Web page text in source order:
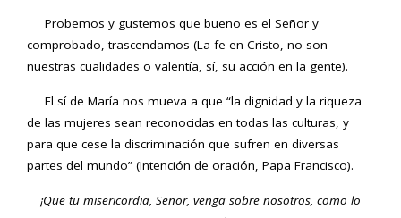
Probemos y gustemos que bueno es el Señor y
comprobado, trascendamos (La fe en Cristo, no son
nuestras cualidades o valentía, sí, su acción en la gente).
El sí de María nos mueva a que “la dignidad y la riqueza
de las mujeres sean reconocidas en todas las culturas, y
para que cese la discriminación que sufren en diversas
partes del mundo” (Intención de oración, Papa Francisco).
¡Que tu misericordia, Señor, venga sobre nosotros, como lo